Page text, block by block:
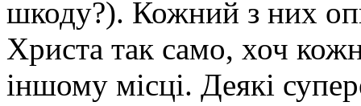
шкоду?). Кожний з них
Христа так само, хоч
іншому місці. Деякі